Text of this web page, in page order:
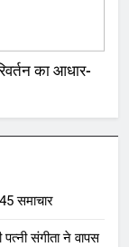
का आधार-
समाचार
संगीता ने वापस